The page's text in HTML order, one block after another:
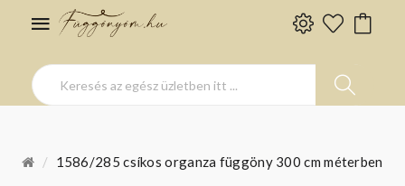
1586/285 csíkos organza függöny 300 cm méterben